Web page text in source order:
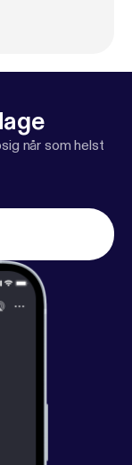
når som helst